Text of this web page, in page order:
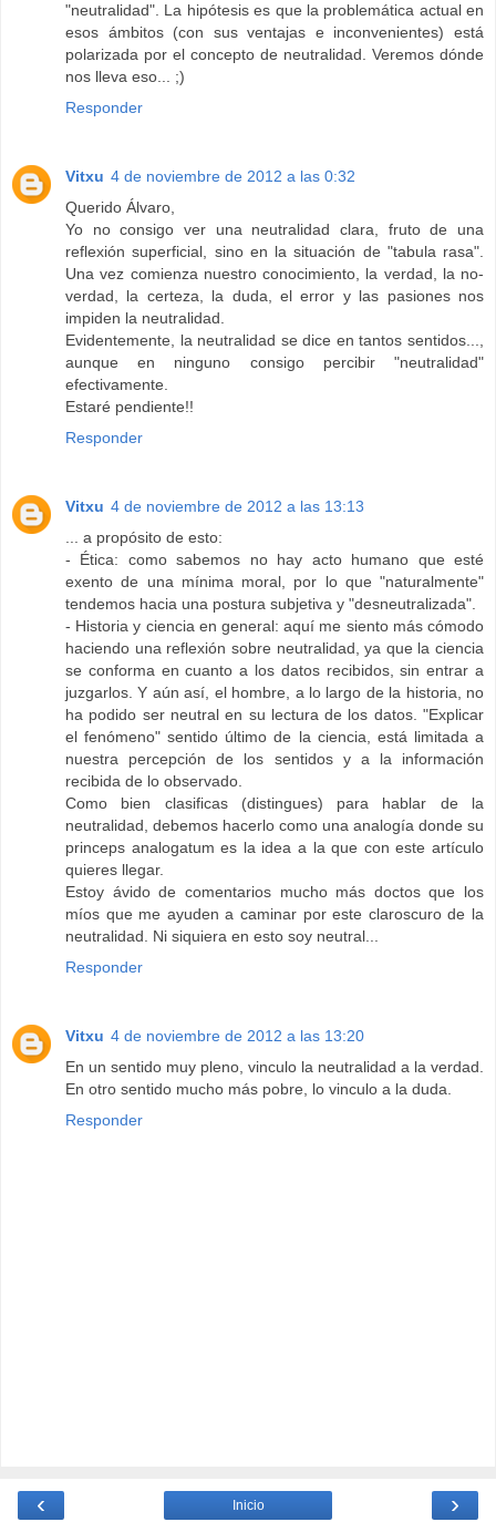
"neutralidad". La hipótesis es que la problemática actual en
esos ámbitos (con sus ventajas e inconvenientes) está
polarizada por el concepto de neutralidad. Veremos dónde
nos lleva eso... ;)
Responder
Vitxu 4 de noviembre de 2012 a las 0:32
Querido Álvaro,
Yo no consigo ver una neutralidad clara, fruto de una
reflexión superficial, sino en la situación de "tabula rasa".
Una vez comienza nuestro conocimiento, la verdad, la no-
verdad, la certeza, la duda, el error y las pasiones nos
impiden la neutralidad.
Evidentemente, la neutralidad se dice en tantos sentidos...,
aunque en ninguno consigo percibir "neutralidad"
efectivamente.
Estaré pendiente!!
Responder
Vitxu 4 de noviembre de 2012 a las 13:13
... a propósito de esto:
- Ética: como sabemos no hay acto humano que esté
exento de una mínima moral, por lo que "naturalmente"
tendemos hacia una postura subjetiva y "desneutralizada".
- Historia y ciencia en general: aquí me siento más cómodo
haciendo una reflexión sobre neutralidad, ya que la ciencia
se conforma en cuanto a los datos recibidos, sin entrar a
juzgarlos. Y aún así, el hombre, a lo largo de la historia, no
ha podido ser neutral en su lectura de los datos. "Explicar
el fenómeno" sentido último de la ciencia, está limitada a
nuestra percepción de los sentidos y a la información
recibida de lo observado.
Como bien clasificas (distingues) para hablar de la
neutralidad, debemos hacerlo como una analogía donde su
princeps analogatum es la idea a la que con este artículo
quieres llegar.
Estoy ávido de comentarios mucho más doctos que los
míos que me ayuden a caminar por este claroscuro de la
neutralidad. Ni siquiera en esto soy neutral...
Responder
Vitxu 4 de noviembre de 2012 a las 13:20
En un sentido muy pleno, vinculo la neutralidad a la verdad.
En otro sentido mucho más pobre, lo vinculo a la duda.
Responder
‹ ›
Inicio